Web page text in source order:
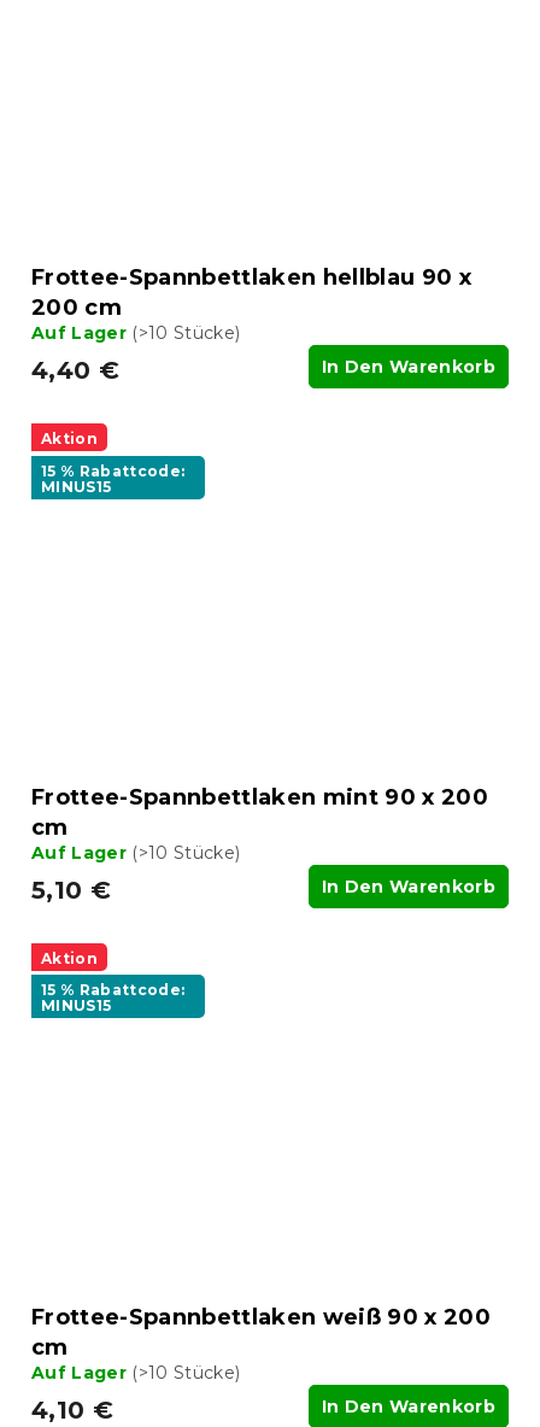
Frottee-Spannbettlaken hellblau 90 x
200 cm
Auf Lager (>10 Stücke)
4,40 € In Den Warenkorb
Aktion
15 % Rabattcode:
MINUS15
Frottee-Spannbettlaken mint 90 x 200
cm
Auf Lager (>10 Stücke)
5,10 € In Den Warenkorb
Aktion
15 % Rabattcode:
MINUS15
Frottee-Spannbettlaken weiß 90 x 200
cm
Auf Lager (>10 Stücke)
4,10 € In Den Warenkorb